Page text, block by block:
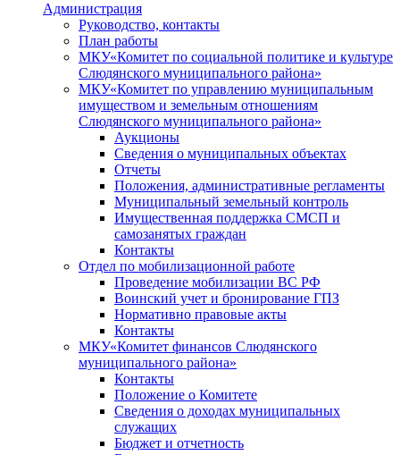
Администрация
Руководство, контакты
План работы
МКУ«Комитет по социальной политике и культуре
Слюдянского муниципального района»
МКУ«Комитет по управлению муниципальным
имуществом и земельным отношениям
Слюдянского муниципального района»
Аукционы
Сведения о муниципальных объектах
Отчеты
Положения, административные регламенты
Муниципальный земельный контроль
Имущественная поддержка СМСП и
самозанятых граждан
Контакты
Отдел по мобилизационной работе
Проведение мобилизации ВС РФ
Воинский учет и бронирование ГПЗ
Нормативно правовые акты
Контакты
МКУ«Комитет финансов Слюдянского
муниципального района»
Контакты
Положение о Комитете
Сведения о доходах муниципальных
служащих
Бюджет и отчетность